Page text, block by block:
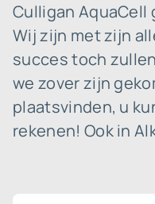
Culligan
Wij zijn met zijn
succes toch
we zover zijn
plaatsvinden, u
rekenen! Ook in